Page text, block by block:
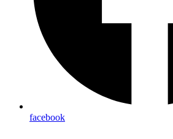
facebook